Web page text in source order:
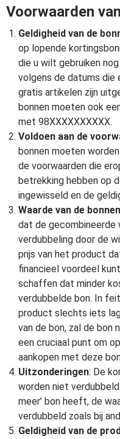
Voorwaarden
Geldigheid van de
op lopende
die u wilt gebruiken
volgens de datums die
gratis artikelen zijn
bonnen moeten ook
met 98XXXXXXXXXX.
Voldoen aan de
bonnen moeten
de voorwaarden die
betrekking hebben op
ingewisseld en de
Waarde van de bonnen
dat de gecombineerde
verdubbeling door de
prijs van het product
financieel voordeel
schaffen dat minder
verdubbelde bon. In
product slechts iets
van de bon, zal de bon
een cruciaal punt om
aankopen met deze
Uitzonderingen: De
worden niet
meer’ bon heeft, de
verdubbeld zoals bij
Geldigheid van de